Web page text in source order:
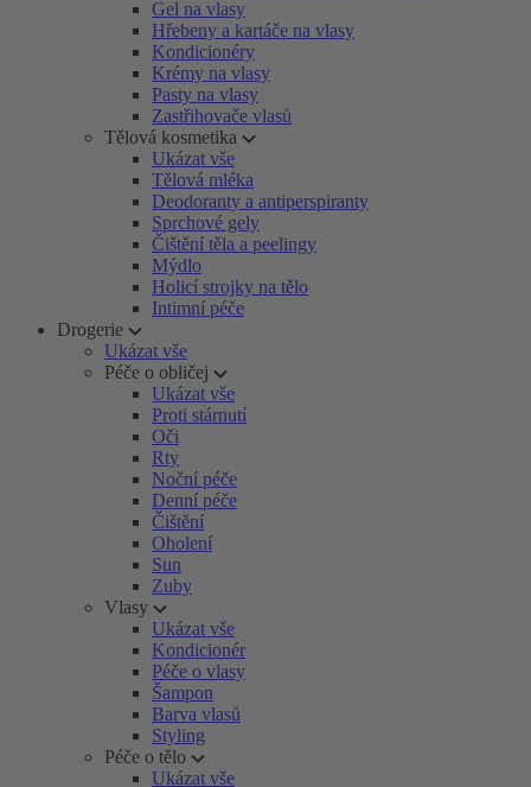
Gel na vlasy
Hřebeny a kartáče na vlasy
Kondicionéry
Krémy na vlasy
Pasty na vlasy
Zastřihovače vlasů
Tělová kosmetika
Ukázat vše
Tělová mléka
Deodoranty a antiperspiranty
Sprchové gely
Čištění těla a peelingy
Mýdlo
Holicí strojky na tělo
Intimní péče
Drogerie
Ukázat vše
Péče o obličej
Ukázat vše
Proti stárnutí
Oči
Rty
Noční péče
Denní péče
Čištění
Oholení
Sun
Zuby
Vlasy
Ukázat vše
Kondicionér
Péče o vlasy
Šampon
Barva vlasů
Styling
Péče o tělo
Ukázat vše